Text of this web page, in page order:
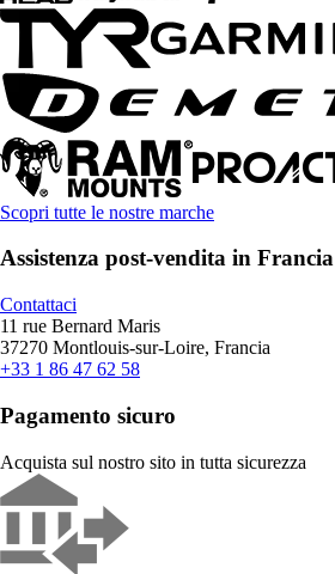
Scopri tutte le nostre marche
Assistenza post-vendita in Francia
Contattaci
11 rue Bernard Maris
37270 Montlouis-sur-Loire, Francia
+33 1 86 47 62 58
Pagamento sicuro
Acquista sul nostro sito in tutta sicurezza